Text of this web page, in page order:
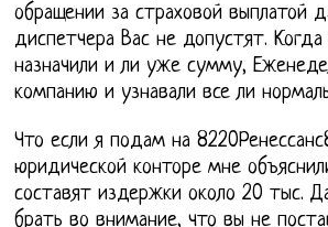
обращении за страховой выплатой
диспетчера Вас не допустят.
назначили и ли уже сумму,
компанию и узнавали все ли
Что если я подам на
юридической конторе мне
составят издержки около 20 тыс.
брать во внимание, что вы не